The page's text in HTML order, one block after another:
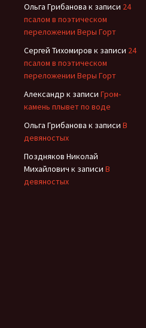
Ольга Грибанова к записи 24
псалом в поэтическом
переложении Веры Горт
Сергей Тихомиров к записи 24
псалом в поэтическом
переложении Веры Горт
Александр к записи Гром-
камень плывет по воде
Ольга Грибанова к записи В
девяностых
Поздняков Николай
Михайлович к записи В
девяностых